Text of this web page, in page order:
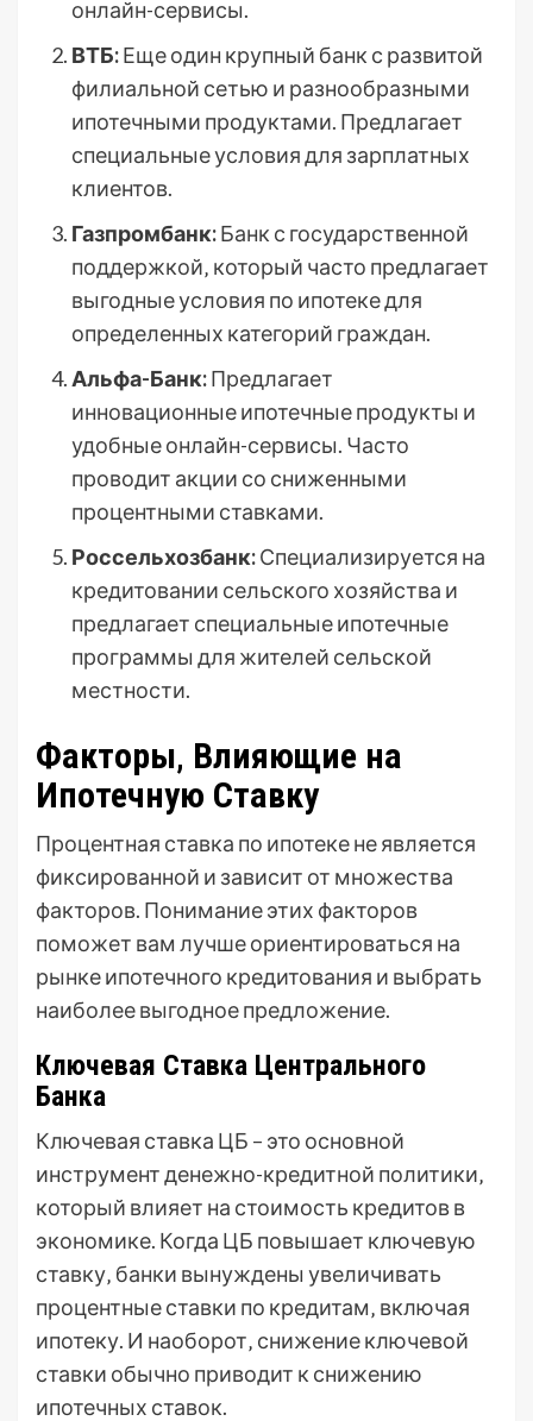
онлайн-сервисы.
ВТБ:Еще один крупный банк с развитой
филиальной сетью и разнообразными
ипотечными продуктами. Предлагает
специальные условия для зарплатных
клиентов.
Газпромбанк:Банк с государственной
поддержкой‚ который часто предлагает
выгодные условия по ипотеке для
определенных категорий граждан.
Альфа-Банк:Предлагает
инновационные ипотечные продукты и
удобные онлайн-сервисы. Часто
проводит акции со сниженными
процентными ставками.
Россельхозбанк:Специализируется на
кредитовании сельского хозяйства и
предлагает специальные ипотечные
программы для жителей сельской
местности.
Факторы‚ Влияющие на
Ипотечную Ставку
Процентная ставка по ипотеке не является
фиксированной и зависит от множества
факторов. Понимание этих факторов
поможет вам лучше ориентироваться на
рынке ипотечного кредитования и выбрать
наиболее выгодное предложение.
Ключевая Ставка Центрального
Банка
Ключевая ставка ЦБ – это основной
инструмент денежно-кредитной политики‚
который влияет на стоимость кредитов в
экономике. Когда ЦБ повышает ключевую
ставку‚ банки вынуждены увеличивать
процентные ставки по кредитам‚ включая
ипотеку. И наоборот‚ снижение ключевой
ставки обычно приводит к снижению
ипотечных ставок.